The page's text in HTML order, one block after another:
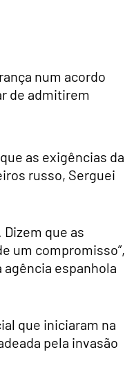
num acordo
de admitirem
as exigências da
russo, Serguei
que as
um compromisso”,
espanhola
que iniciaram na
pela invasão